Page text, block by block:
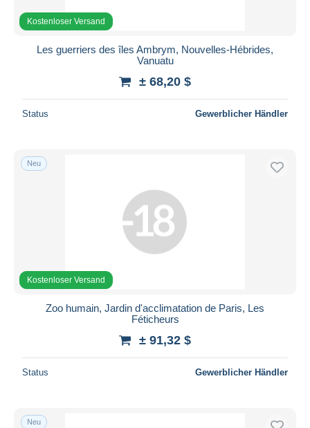
Kostenloser Versand
Les guerriers des îles Ambrym, Nouvelles-Hébrides,
Vanuatu
± 68,20 $
Status Gewerblicher Händler
Neu
Kostenloser Versand
Zoo humain, Jardin d'acclimatation de Paris, Les
Féticheurs
± 91,32 $
Status Gewerblicher Händler
Neu